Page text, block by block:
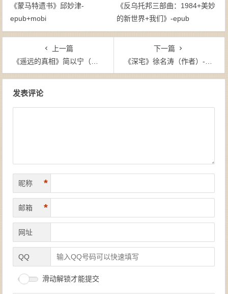
《蒙马特遗书》邱妙津-
epub+mobi
《反乌托邦三部曲：1984+美妙
的新世界+我们》-epub
上一篇
《遥远的真相》简以宁（作者）-epub+mobi+azw3
下一篇
《深宅》徐名涛（作者）-epub+mobi+azw3
发表评论
昵称 *
邮箱 *
网址
QQ
滑动解锁才能提交